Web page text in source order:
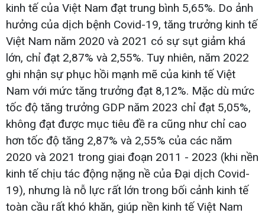
kinh tế của Việt Nam đạt trung bình 5,65%. Do ảnh
hưởng của dịch bệnh Covid-19, tăng trưởng kinh tế
Việt Nam năm 2020 và 2021 có sự sụt giảm khá
lớn, chỉ đạt 2,87% và 2,55%. Tuy nhiên, năm 2022
ghi nhận sự phục hồi mạnh mẽ của kinh tế Việt
Nam với mức tăng trưởng đạt 8,12%. Mặc dù mức
tốc độ tăng trưởng GDP năm 2023 chỉ đạt 5,05%,
không đạt được mục tiêu đề ra cũng như chỉ cao
hơn tốc độ tăng 2,87% và 2,55% của các năm
2020 và 2021 trong giai đoạn 2011 - 2023 (khi nền
kinh tế chịu tác động nặng nề của Đại dịch Covid-
19), nhưng là nỗ lực rất lớn trong bối cảnh kinh tế
toàn cầu rất khó khăn, giúp nền kinh tế Việt Nam